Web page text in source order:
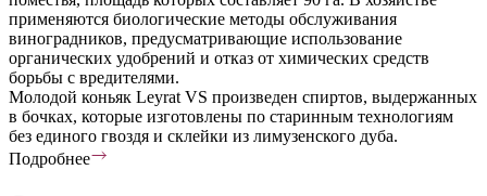
применяются биологические методы обслуживания
виноградников, предусматривающие использование
органических удобрений и отказ от химических средств
борьбы с вредителями.
Молодой коньяк Leyrat VS произведен спиртов, выдержанных
в бочках, которые изготовлены по старинным технологиям
без единого гвоздя и склейки из лимузенского дуба.
Подробнее